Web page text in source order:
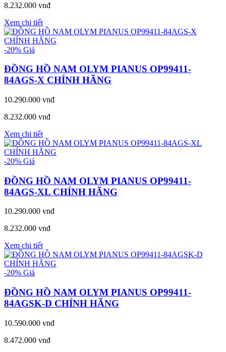
8.232.000 vnđ
Xem chi tiết
-20% Giá
ĐỒNG HỒ NAM OLYM PIANUS OP99411-
84AGS-X CHÍNH HÃNG
10.290.000 vnđ
8.232.000 vnđ
Xem chi tiết
-20% Giá
ĐỒNG HỒ NAM OLYM PIANUS OP99411-
84AGS-XL CHÍNH HÃNG
10.290.000 vnđ
8.232.000 vnđ
Xem chi tiết
-20% Giá
ĐỒNG HỒ NAM OLYM PIANUS OP99411-
84AGSK-D CHÍNH HÃNG
10.590.000 vnđ
8.472.000 vnđ